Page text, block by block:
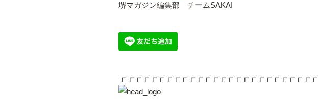
堺マガジン編集部 チームSAKAI
┏┏┏┏┏┏┏┏┏┏┏┏┏┏┏┏┏┏┏┏┏┏┏┏┏┏